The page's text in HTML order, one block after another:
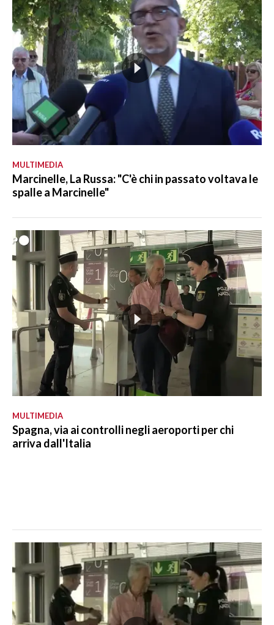
MULTIMEDIA
Marcinelle, La Russa: "C'è chi in passato voltava le
spalle a Marcinelle"
MULTIMEDIA
Spagna, via ai controlli negli aeroporti per chi
arriva dall'Italia